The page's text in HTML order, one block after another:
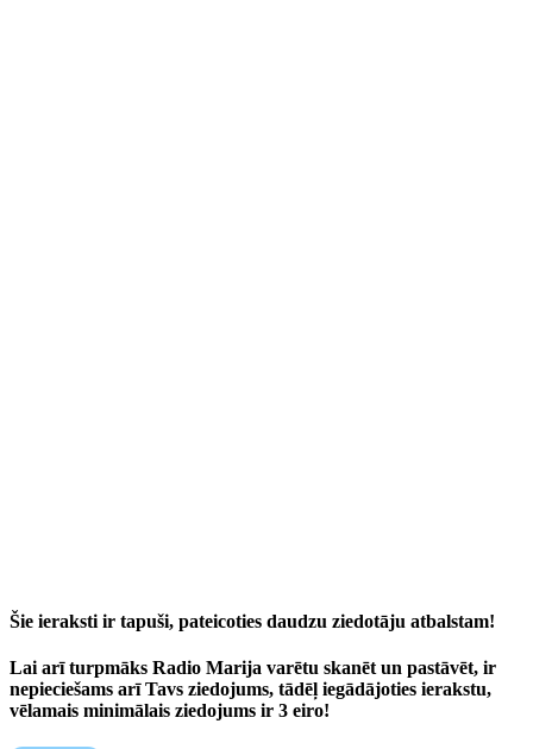
Šie ieraksti ir tapuši, pateicoties daudzu ziedotāju atbalstam!
Lai arī turpmāks Radio Marija varētu skanēt un pastāvēt, ir
nepieciešams arī Tavs ziedojums, tādēļ iegādājoties ierakstu,
vēlamais minimālais ziedojums ir 3 eiro!